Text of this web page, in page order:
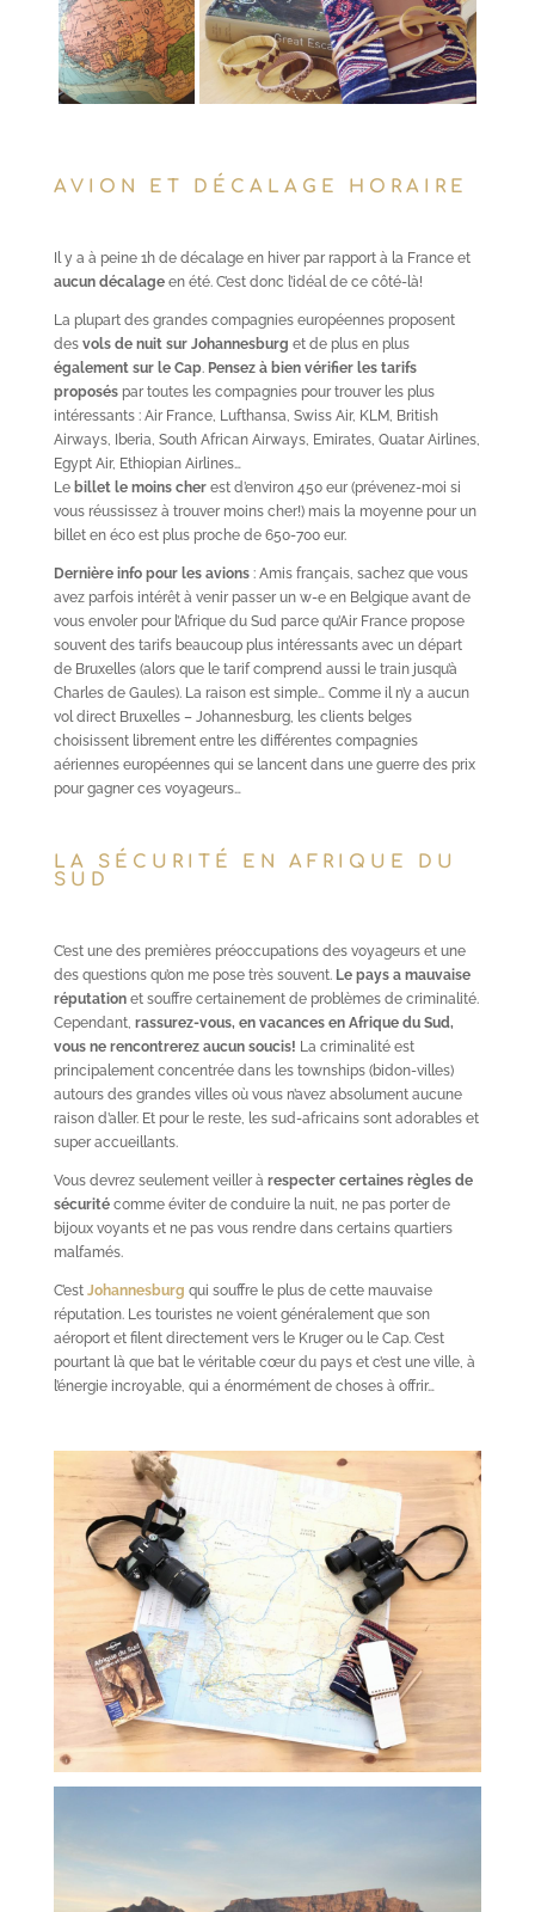
AVION ET DÉCALAGE HORAIRE
Il y a à peine 1h de décalage en hiver par rapport à la France et
aucun décalageen été. C’est donc l’idéal de ce côté-là!
La plupart des grandes compagnies européennes proposent
des vols de nuit sur Johannesburg et de plus en plus
également sur le Cap. Pensez à bien vérifier les tarifs
proposéspar toutes les compagnies pour trouver les plus
intéressants : Air France, Lufthansa, Swiss Air, KLM, British
Airways, Iberia, South African Airways, Emirates, Quatar Airlines,
Egypt Air, Ethiopian Airlines…
Le billet le moins cherest d’environ 450 eur (prévenez-moi si
vous réussissez à trouver moins cher!) mais la moyenne pour un
billet en éco est plus proche de 650-700 eur.
Dernière info pour les avions: Amis français, sachez que vous
avez parfois intérêt à venir passer un w-e en Belgique avant de
vous envoler pour l’Afrique du Sud parce qu’Air France propose
souvent des tarifs beaucoup plus intéressants avec un départ
de Bruxelles (alors que le tarif comprend aussi le train jusqu’à
Charles de Gaules). La raison est simple… Comme il n’y a aucun
vol direct Bruxelles – Johannesburg, les clients belges
choisissent librement entre les différentes compagnies
aériennes européennes qui se lancent dans une guerre des prix
pour gagner ces voyageurs…
LA SÉCURITÉ EN AFRIQUE DU
SUD
C’est une des premières préoccupations des voyageurs et une
des questions qu’on me pose très souvent. Le pays a mauvaise
réputationet souffre certainement de problèmes de criminalité.
Cependant, rassurez-vous, en vacances en Afrique du Sud,
vous ne rencontrerez aucun soucis! La criminalité est
principalement concentrée dans les townships (bidon-villes)
autours des grandes villes où vous n’avez absolument aucune
raison d’aller. Et pour le reste, les sud-africains sont adorables et
super accueillants.
Vous devrez seulement veiller à respecter certaines règles de
sécuritécomme éviter de conduire la nuit, ne pas porter de
bijoux voyants et ne pas vous rendre dans certains quartiers
malfamés.
C’est Johannesburg qui souffre le plus de cette mauvaise
réputation. Les touristes ne voient généralement que son
aéroport et filent directement vers le Kruger ou le Cap. C’est
pourtant là que bat le véritable cœur du pays et c’est une ville, à
l’énergie incroyable, qui a énormément de choses à offrir…